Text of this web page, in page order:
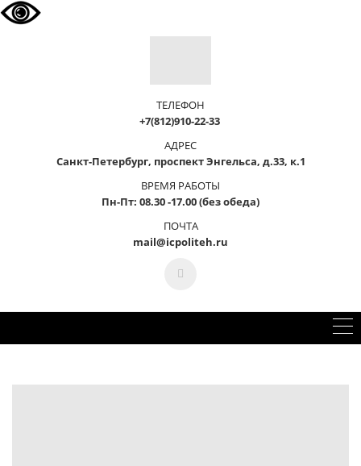
ТЕЛЕФОН
+7(812)910-22-33
АДРЕС
Санкт-Петербург, проспект Энгельса, д.33, к.1
ВРЕМЯ РАБОТЫ
Пн-Пт: 08.30 -17.00 (без обеда)
ПОЧТА
mail@icpoliteh.ru